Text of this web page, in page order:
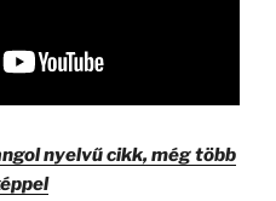
nyelvű cikk, még több